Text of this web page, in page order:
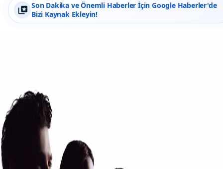
Son Dakika ve Önemli Haberler İçin Google Haberler'de
Bizi Kaynak Ekleyin!